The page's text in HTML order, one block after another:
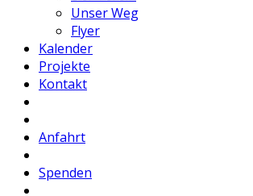
Unser Weg
Flyer
Kalender
Projekte
Kontakt
Anfahrt
Spenden